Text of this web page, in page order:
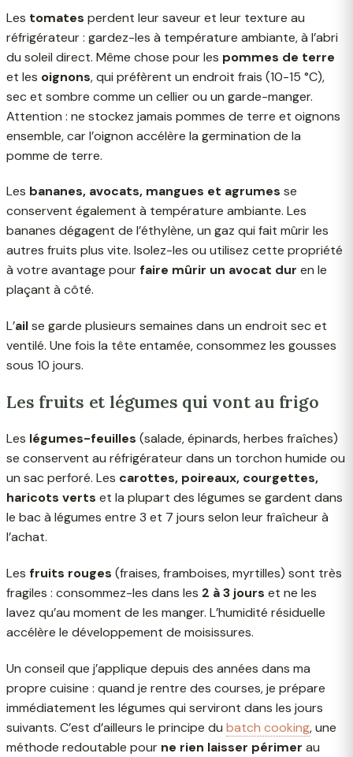
Les tomates perdent leur saveur et leur texture au
réfrigérateur : gardez-les à température ambiante, à l’abri
du soleil direct. Même chose pour les pommes de terre
et les oignons, qui préfèrent un endroit frais (10-15 °C),
sec et sombre comme un cellier ou un garde-manger.
Attention : ne stockez jamais pommes de terre et oignons
ensemble, car l’oignon accélère la germination de la
pomme de terre.
Les bananes, avocats, mangues et agrumes se
conservent également à température ambiante. Les
bananes dégagent de l’éthylène, un gaz qui fait mûrir les
autres fruits plus vite. Isolez-les ou utilisez cette propriété
à votre avantage pourfaire mûrir un avocat dur en le
plaçant à côté.
L’ailse garde plusieurs semaines dans un endroit sec et
ventilé. Une fois la tête entamée, consommez les gousses
sous 10 jours.
Les fruits et légumes qui vont au frigo
Les légumes-feuilles (salade, épinards, herbes fraîches)
se conservent au réfrigérateur dans un torchon humide ou
un sac perforé. Les carottes, poireaux, courgettes,
haricots verts et la plupart des légumes se gardent dans
le bac à légumes entre 3 et 7 jours selon leur fraîcheur à
l’achat.
Les fruits rouges (fraises, framboises, myrtilles) sont très
fragiles : consommez-les dans les 2 à 3 jours et ne les
lavez qu’au moment de les manger. L’humidité résiduelle
accélère le développement de moisissures.
Un conseil que j’applique depuis des années dans ma
propre cuisine : quand je rentre des courses, je prépare
immédiatement les légumes qui serviront dans les jours
suivants. C’est d’ailleurs le principe du batch cooking, une
méthode redoutable pour ne rien laisser périmer au